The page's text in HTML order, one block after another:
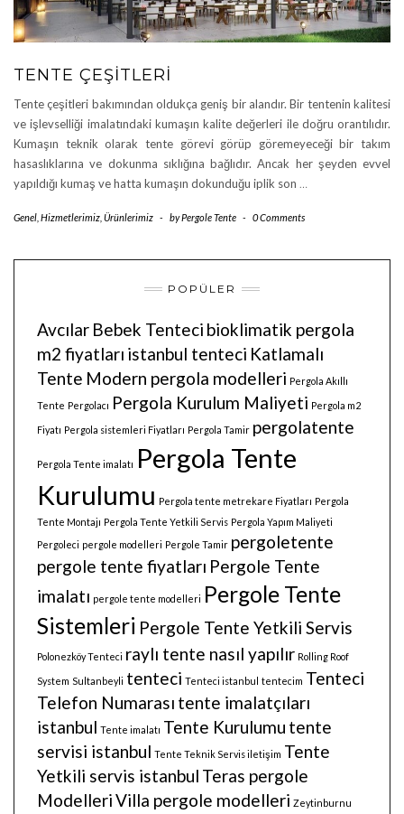
TENTE ÇEŞITLERI
Tente çeşitleri bakımından oldukça geniş bir alandır. Bir tentenin kalitesi
ve işlevselliği imalatındaki kumaşın kalite değerleri ile doğru orantılıdır.
Kumaşın teknik olarak tente görevi görüp göremeyeceği bir takım
hasaslıklarına ve dokunma sıklığına bağlıdır. Ancak her şeyden evvel
yapıldığı kumaş ve hatta kumaşın dokunduğu iplik son …
Genel Hizmetlerimiz Ürünlerimiz - byPergole Tente - 0 Comments
POPÜLER
Avcılar Bebek Tenteci bioklimatik pergola
m2 fiyatları istanbul tenteci Katlamalı
Tente Modern pergola modelleri Pergola Akıllı
Tente Pergolacı Pergola Kurulum Maliyeti Pergola m2
Fiyatı Pergola sistemleri Fiyatları Pergola Tamir pergolatente
Pergola Tente imalatı Pergola Tente
Kurulumu Pergola tente metrekare Fiyatları Pergola
Tente Montajı Pergola Tente Yetkili Servis Pergola Yapım Maliyeti
Pergoleci pergole modelleri Pergole Tamir pergoletente
pergole tente fiyatları Pergole Tente
imalatı pergole tente modelleri Pergole Tente
Sistemleri Pergole Tente Yetkili Servis
Polonezköy Tenteci raylı tente nasıl yapılır Rolling Roof
System Sultanbeyli tenteci Tenteci istanbul tentecim Tenteci
Telefon Numarası tente imalatçıları
istanbul Tente imalatı Tente Kurulumu tente
servisi istanbul Tente Teknik Servis iletişim Tente
Yetkili servis istanbul Teras pergole
ModelleriVilla pergole modelleri Zeytinburnu